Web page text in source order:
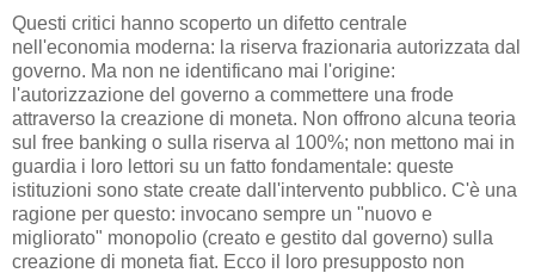
Questi critici hanno scoperto un difetto centrale
nell'economia moderna: la riserva frazionaria autorizzata dal
governo. Ma non ne identificano mai l'origine:
l'autorizzazione del governo a commettere una frode
attraverso la creazione di moneta. Non offrono alcuna teoria
sul free banking o sulla riserva al 100%; non mettono mai in
guardia i loro lettori su un fatto fondamentale: queste
istituzioni sono state create dall'intervento pubblico. C'è una
ragione per questo: invocano sempre un "nuovo e
migliorato" monopolio (creato e gestito dal governo) sulla
creazione di moneta fiat. Ecco il loro presupposto non